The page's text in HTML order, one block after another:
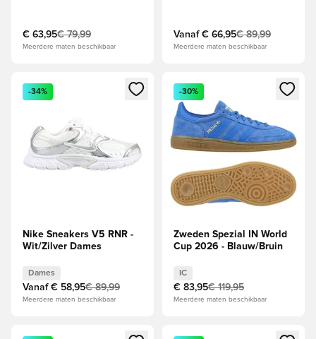
€ 63,95€ 79,99
Meerdere maten beschikbaar
Vanaf € 66,95€ 89,99
Meerdere maten beschikbaar
Opent een venster om in te loggen of je aan te melden als
-34%
Nike Sneakers V5 RNR -
Wit/Zilver Dames
Dames
Vanaf € 58,95€ 89,99
Meerdere maten beschikbaar
Opent een venster om in te
-30%
Zweden Spezial IN World
Cup 2026 - Blauw/Bruin
IC
€ 83,95€ 119,95
Meerdere maten beschikbaar